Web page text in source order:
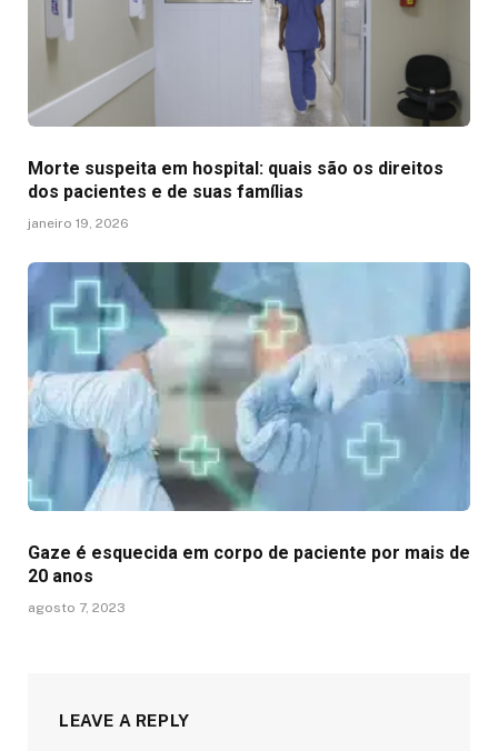
Morte suspeita em hospital: quais são os direitos
dos pacientes e de suas famílias
janeiro 19, 2026
Gaze é esquecida em corpo de paciente por mais de
20 anos
agosto 7, 2023
LEAVE A REPLY